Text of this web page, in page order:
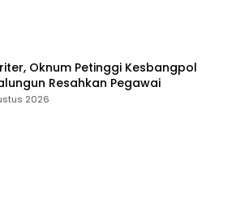
Oknum Petinggi Kesbangpol
Resahkan Pegawai
2026